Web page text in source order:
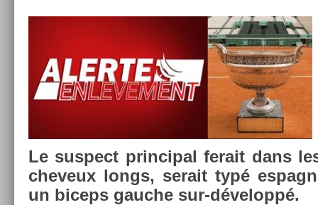
Le sus­pect prin­cip­al ferait dans
cheveux longs, serait typé
un bi­ceps gauc­he sur-développé.